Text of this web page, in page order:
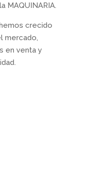
MAQUINARIA.
crecido
mercado,
en venta y